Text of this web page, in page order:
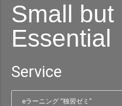
Small but
Essential
Service
eラーニング “独習ゼミ”